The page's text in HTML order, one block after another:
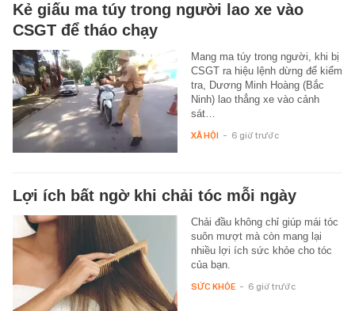
Kẻ giấu ma túy trong người lao xe vào
CSGT để tháo chạy
Mang ma túy trong người, khi bị
CSGT ra hiệu lệnh dừng để kiểm
tra, Dương Minh Hoàng (Bắc
Ninh) lao thẳng xe vào cảnh
sát…
XÃ HỘI - 6 giờ trước
Lợi ích bất ngờ khi chải tóc mỗi ngày
Chải đầu không chỉ giúp mái tóc
suôn mượt mà còn mang lại
nhiều lợi ích sức khỏe cho tóc
của bạn.
SỨC KHỎE - 6 giờ trước